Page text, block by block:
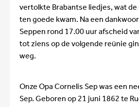
vertolkte Brabantse liedjes, wat
ten goede kwam. Na een
Seppen rond 17.00 uur afscheid
tot ziens op de volgende reünie
weg.
Onze Opa Cornelis Sep was een
Sep. Geboren op 21 juni 1862 te